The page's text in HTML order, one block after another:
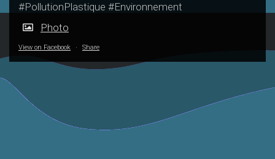
#PollutionPlastique #Environnement
Photo
View on Facebook · Share